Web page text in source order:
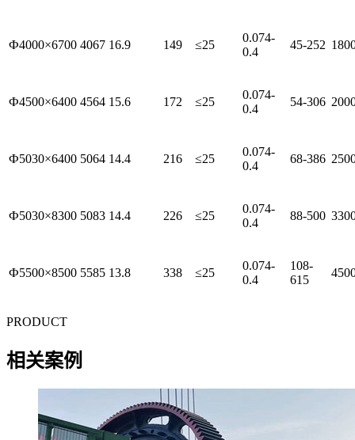
Ф4000×6700 4067 16.9 149 ≤25
0.074-
0.4
45-252
Ф4500×6400 4564 15.6 172 ≤25
0.074-
0.4
54-306
Ф5030×6400 5064 14.4 216 ≤25
0.074-
0.4
68-386
Ф5030×8300 5083 14.4 226 ≤25
0.074-
0.4
88-500
Ф5500×8500 5585 13.8 338 ≤25
0.074-
0.4
108-
615
PRODUCT
相关案例